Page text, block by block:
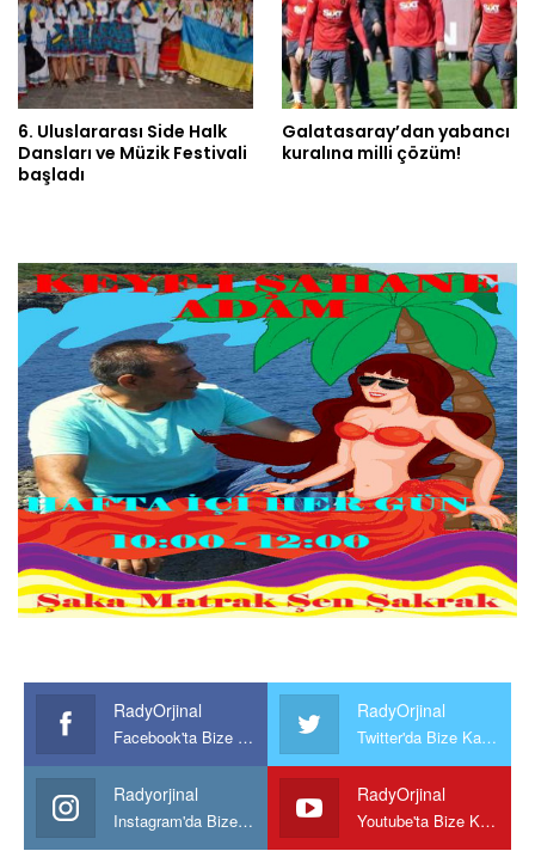
6. Uluslararası Side Halk
Dansları ve Müzik Festivali
başladı
Galatasaray’dan yabancı
kuralına milli çözüm!
RadyOrjinal
Facebook'ta Bize Katılın
RadyOrjinal
Twitter'da Bize Katılın
Radyorjinal
Instagram'da Bize katılın
RadyOrjinal
Youtube'ta Bize Katılın